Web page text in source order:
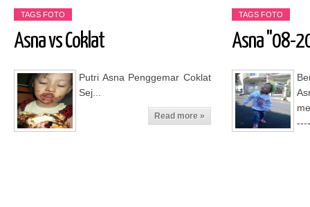
TAGS FOTO
Asna vs Coklat
Putri Asna Penggemar Coklat
Sej...
Read more »
TAGS FOTO
Asna "08-